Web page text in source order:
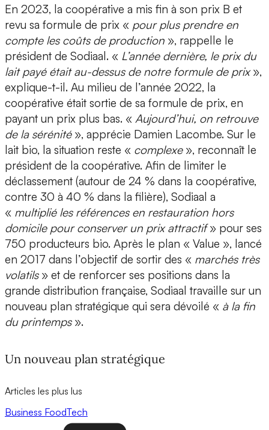
En 2023, la coopérative a mis fin à son prix B et
revu sa formule de prix « pour plus prendre en
compte les coûts de production », rappelle le
président de Sodiaal. « L’année dernière, le prix du
lait payé était au-dessus de notre formule de prix»,
explique-t-il. Au milieu de l’année 2022, la
coopérative était sortie de sa formule de prix, en
payant un prix plus bas. « Aujourd’hui, on retrouve
de la sérénité», apprécie Damien Lacombe. Sur le
lait bio, la situation reste « complexe», reconnaît le
président de la coopérative. Afin de limiter le
déclassement (autour de 24 % dans la coopérative,
contre 30 à 40 % dans la filière), Sodiaal a
« multiplié les références en restauration hors
domicile pour conserver un prix attractif» pour ses
750 producteurs bio. Après le plan « Value », lancé
en 2017 dans l’objectif de sortir des « marchés très
volatils» et de renforcer ses positions dans la
grande distribution française, Sodiaal travaille sur un
nouveau plan stratégique qui sera dévoilé « à la fin
du printemps ».
Un nouveau plan stratégique
Articles les plus lus
Business FoodTech